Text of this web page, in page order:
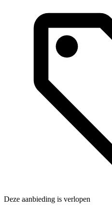
Deze aanbieding is verlopen